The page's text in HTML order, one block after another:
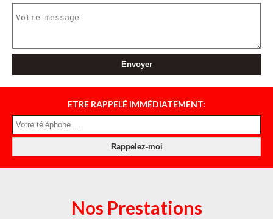
ETRE RAPPELÉ IMMÉDIATEMENT:
Nos Prestations